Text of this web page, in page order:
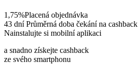
1,75%Placená objednávka
43 dní Průměrná doba čekání na cashback
Nainstalujte si mobilní aplikaci
a snadno získejte cashback
ze svého smartphonu